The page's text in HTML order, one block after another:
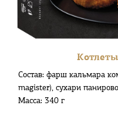
Состав: фарш кальмара
magister), сухари
Масса: 340 г